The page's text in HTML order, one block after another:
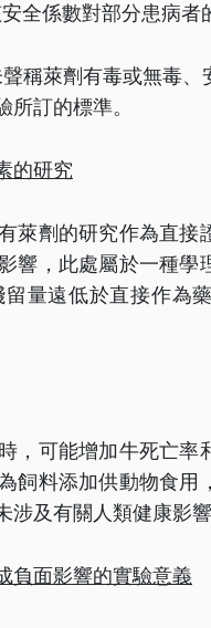
全係數對部分患病者
稱萊劑有毒或無毒
訂的標準。
的研究
萊劑的研究作為直接
響，此處屬於一種學
量遠低於直接作為
，可能增加牛死亡率
飼料添加供動物食用
及有關人類健康影響
負面影響的實驗意義